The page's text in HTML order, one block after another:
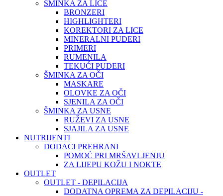
ŠMINKA ZA LICE
BRONZERI
HIGHLIGHTERI
KOREKTORI ZA LICE
MINERALNI PUDERI
PRIMERI
RUMENILA
TEKUĆI PUDERI
ŠMINKA ZA OČI
MASKARE
OLOVKE ZA OČI
SJENILA ZA OČI
ŠMINKA ZA USNE
RUŽEVI ZA USNE
SJAJILA ZA USNE
NUTRIJENTI
DODACI PREHRANI
POMOĆ PRI MRŠAVLJENJU
ZA LIJEPU KOŽU I NOKTE
OUTLET
OUTLET - DEPILACIJA
DODATNA OPREMA ZA DEPILACIJU -